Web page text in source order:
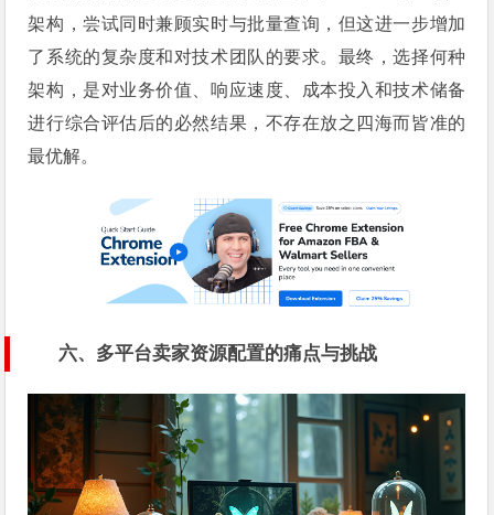
架构，尝试同时兼顾实时与批量查询，但这进一步增加
了系统的复杂度和对技术团队的要求。最终，选择何种
架构，是对业务价值、响应速度、成本投入和技术储备
进行综合评估后的必然结果，不存在放之四海而皆准的
最优解。
六、多平台卖家资源配置的痛点与挑战